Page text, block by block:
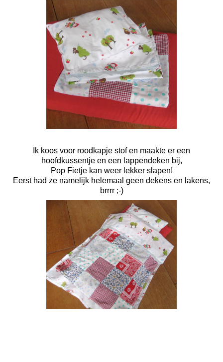
Ik koos voor roodkapje stof en maakte er een
hoofdkussentje en een lappendeken bij,
Pop Fietje kan weer lekker slapen!
Eerst had ze namelijk helemaal geen dekens en lakens,
brrrr ;-)